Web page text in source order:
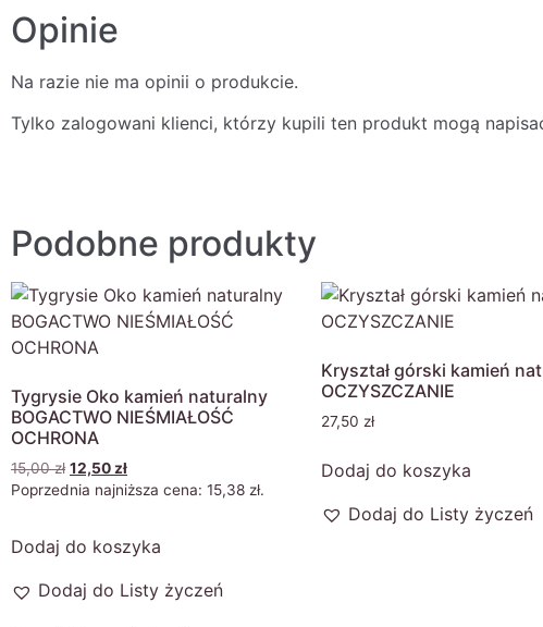
Opinie
Na razie nie ma opinii o produkcie.
Tylko zalogowani klienci, którzy kupili ten produkt mogą
Podobne produkty
Tygrysie Oko kamień naturalny
BOGACTWO NIEŚMIAŁOŚĆ
OCHRONA
15,00zł 12,50 zł
Poprzednia najniższa cena: 15,38 zł.
Dodaj do koszyka
Dodaj do Listy życzeń
Kryształ górski kamień
OCZYSZCZANIE
27,50 zł
Dodaj do koszyka
Dodaj do Listy życzeń